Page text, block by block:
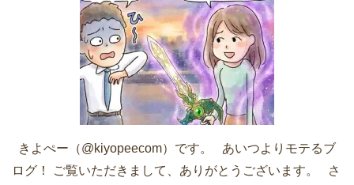
きよぺー（@kiyopeecom）です。 あいつよりモテるブ
ログ！ ご覧いただきまして、ありがとうございます。 さ